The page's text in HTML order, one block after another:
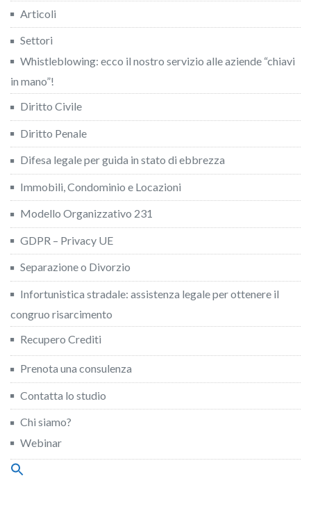
Articoli
Settori
Whistleblowing: ecco il nostro servizio alle aziende “chiavi
in mano”!
Diritto Civile
Diritto Penale
Difesa legale per guida in stato di ebbrezza
Immobili, Condominio e Locazioni
Modello Organizzativo 231
GDPR – Privacy UE
Separazione o Divorzio
Infortunistica stradale: assistenza legale per ottenere il
congruo risarcimento
Recupero Crediti
Prenota una consulenza
Contatta lo studio
Chi siamo?
Webinar
Search